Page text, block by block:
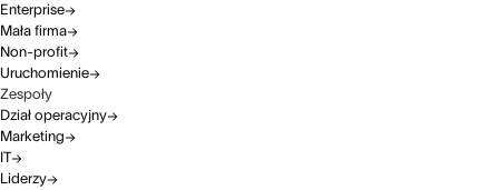
Enterprise
Mała firma
Non-profit
Uruchomienie
Zespoły
Dział operacyjny
Marketing
IT
Liderzy